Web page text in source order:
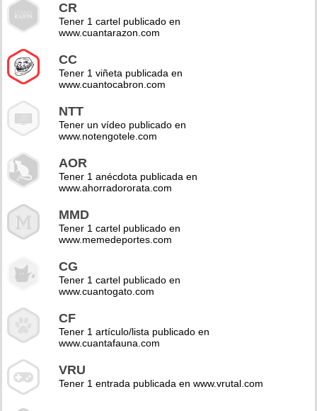
CR
Tener 1 cartel publicado en
www.cuantarazon.com
CC
Tener 1 viñeta publicada en
www.cuantocabron.com
NTT
Tener un vídeo publicado en
www.notengotele.com
AOR
Tener 1 anécdota publicada en
www.ahorradororata.com
MMD
Tener 1 cartel publicado en
www.memedeportes.com
CG
Tener 1 cartel publicado en
www.cuantogato.com
CF
Tener 1 artículo/lista publicado en
www.cuantafauna.com
VRU
Tener 1 entrada publicada en www.vrutal.com